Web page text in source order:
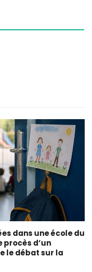
dans une école du
procès d’un
le débat sur la